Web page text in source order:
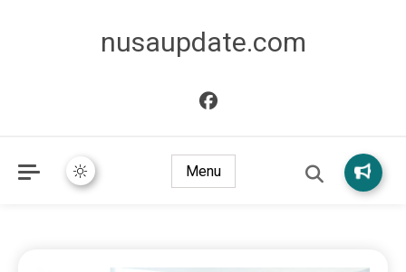
nusaupdate.com
Menu